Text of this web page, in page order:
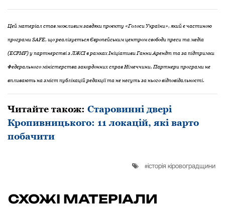
Цей матеріал став можливим завдяки проєкту «Голоси України», який є частиною
програми SAFE, що реалізується Європейським центром свободи преси та медіа
(ECPMF) у партнерстві з ЛЖСІ в рамках Ініціативи Ганни Арендт та за підтримки
Федерального міністерства закордонних справ Німеччини. Партнери програми не
впливають на зміст публікацій редакції та не несуть за нього відповідальності.
Читайте також: Старовинні двері
Кропивницького: 11 локацій, які варто
побачити
історія кіровоградщини
СХОЖІ МАТЕРІАЛИ